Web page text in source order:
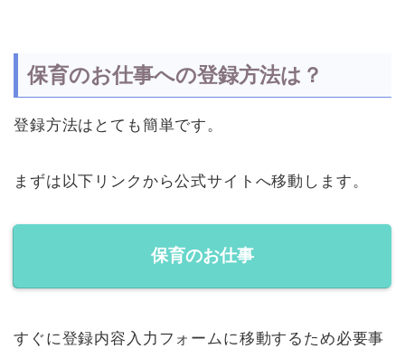
保育のお仕事への登録方法は？
登録方法はとても簡単です。
まずは以下リンクから公式サイトへ移動します。
保育のお仕事
すぐに登録内容入力フォームに移動するため必要事